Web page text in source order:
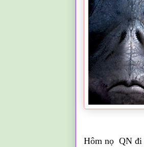
Hôm nọ QNđi